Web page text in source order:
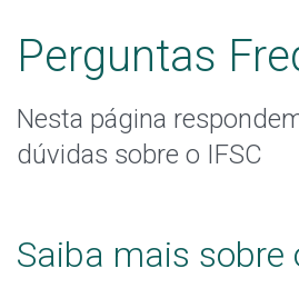
Perguntas
Nesta página
dúvidas sobre o IFSC
Saiba mais sobre